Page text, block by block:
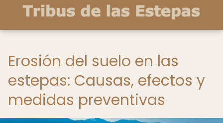
Erosión del suelo en las
estepas: Causas, efectos y
medidas preventivas